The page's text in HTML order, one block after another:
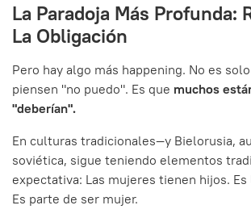
La Paradoja Más Profunda:
La Obligación
Pero hay algo más happening. No es
piensen "no puedo". Es que muchos
"deberían".
En culturas tradicionales—y Bielorusia,
soviética, sigue teniendo elementos
expectativa: Las mujeres tienen hijos.
Es parte de ser mujer.